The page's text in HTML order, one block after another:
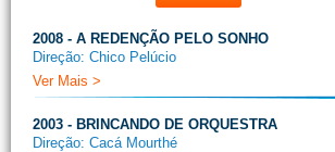
2008 - A REDENÇÃO PELO SONHO
Direção: Chico Pelúcio
Ver Mais >
2003 - BRINCANDO DE ORQUESTRA
Direção: Cacá Mourthé